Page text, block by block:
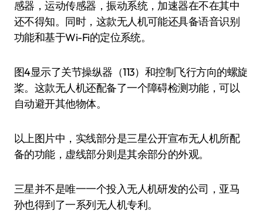
感器，运动传感器，振动系统，加速器在不在其中
还不得知。同时，这款无人机可能还具备语音识别
功能和基于Wi-Fi的定位系统。
图4显示了关节操纵器（113）和控制飞行方向的螺旋
桨。这款无人机还配备了一个障碍检测功能，可以
自动避开其他物体。
以上图片中，实线部分是三星公开宣布无人机所配
备的功能，虚线部分则是其余部分的外观。
三星并不是唯一一个投入无人机研发的公司，亚马
孙也得到了一系列无人机专利。